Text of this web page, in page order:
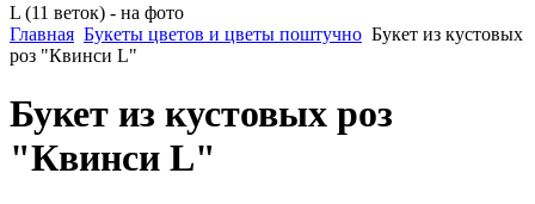
L (11 веток) - на фото
Главная Букеты цветов и цветы поштучно Букет из кустовых
роз "Квинси L"
Букет из кустовых роз
"Квинси L"